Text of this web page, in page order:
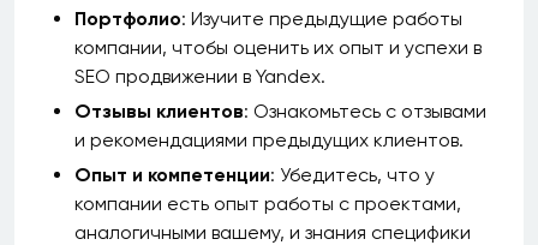
Портфолио: Изучите предыдущие работы
компании, чтобы оценить их опыт и успехи в
SEO продвижении в Yandex.
Отзывы клиентов: Ознакомьтесь с отзывами
и рекомендациями предыдущих клиентов.
Опыт и компетенции: Убедитесь, что у
компании есть опыт работы с проектами,
аналогичными вашему, и знания специфики